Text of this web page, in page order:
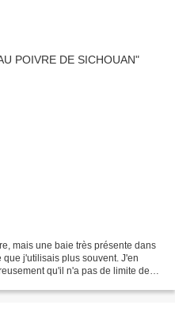
mais une baie très présente dans
j'utilisais plus souvent. J'en
qu'il n'a pas de limite de